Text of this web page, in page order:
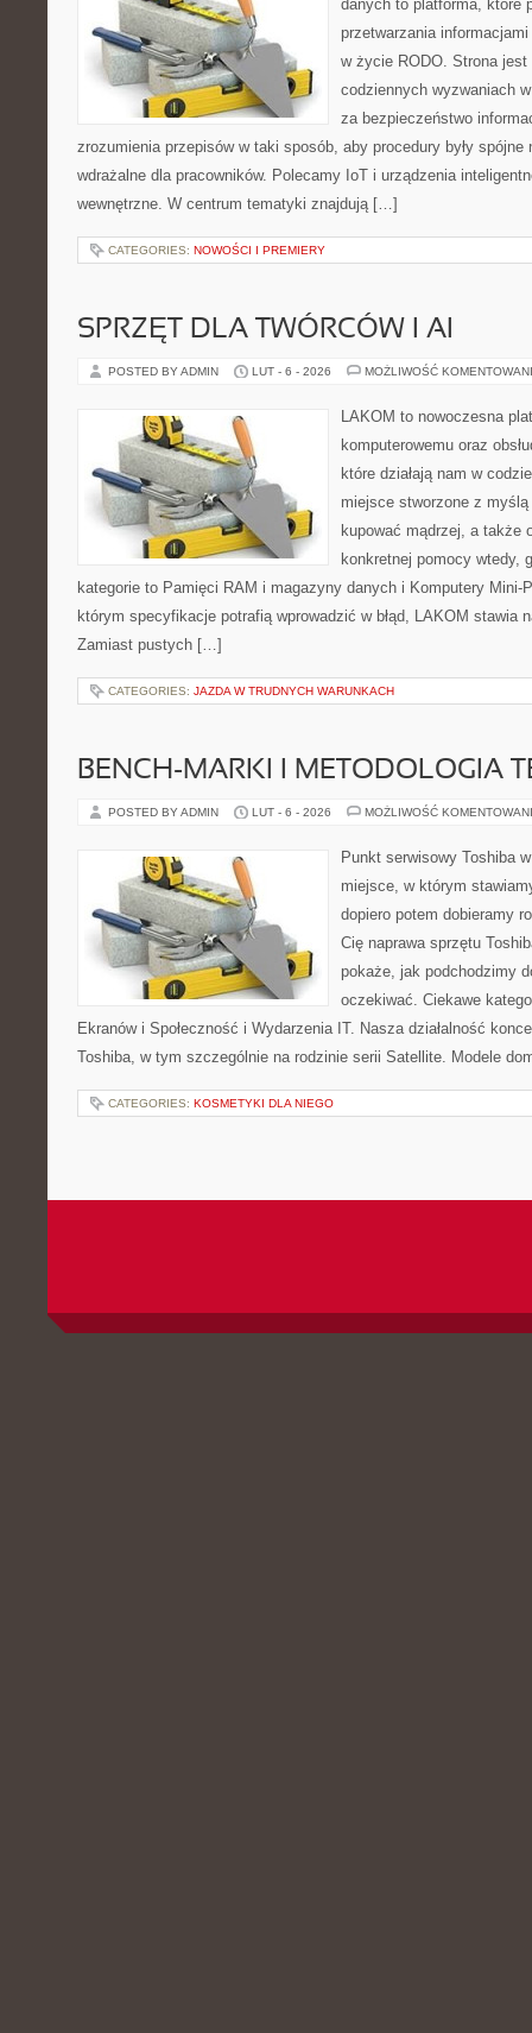
danych to platforma, które
przetwarzania
w życie RODO. Strona
codziennych wyzwaniach
za bezpieczeństwo
zrozumienia przepisów w taki sposób, aby procedury były spójne
wdrażalne dla pracowników. Polecamy IoT i urządzenia
wewnętrzne. W centrum tematyki znajdują […]
CATEGORIES: NOWOŚCI I PREMIERY
SPRZĘT DLA TWÓRCÓW I AI
POSTED BY ADMIN LUT - 6 - 2026 MOŻLIWOŚĆ
LAKOM to nowoczesna
komputerowemu oraz
które działają nam w
miejsce stworzone z
kupować mądrzej, a także
konkretnej pomocy wtedy,
kategorie to Pamięci RAM i magazyny danych i Komputery Mini-
którym specyfikacje potrafią wprowadzić w błąd, LAKOM stawia
Zamiast pustych […]
CATEGORIES: JAZDA W TRUDNYCH WARUNKACH
BENCH-MARKI I METODOLOGIA
POSTED BY ADMIN LUT - 6 - 2026 MOŻLIWOŚĆ
Punkt serwisowy Toshiba
miejsce, w którym
dopiero potem dobieramy
Cię naprawa sprzętu
pokaże, jak podchodzimy
oczekiwać. Ciekawe
Ekranów i Społeczność i Wydarzenia IT. Nasza działalność
Toshiba, w tym szczególnie na rodzinie serii Satellite. Modele
CATEGORIES: KOSMETYKI DLA NIEGO